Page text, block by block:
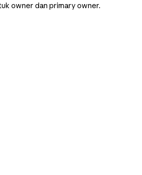
owner dan primary owner.